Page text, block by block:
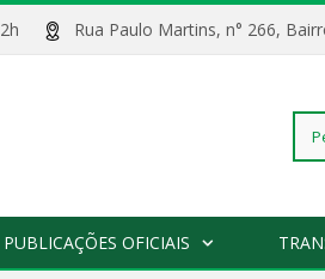
Rua Paulo Martins, n° 266,
PUBLICAÇÕES OFICIAIS